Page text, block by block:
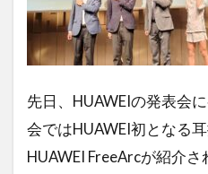
先日、HUAWEIの発表会
会ではHUAWEI初となる
HUAWEI FreeArcが紹介さ